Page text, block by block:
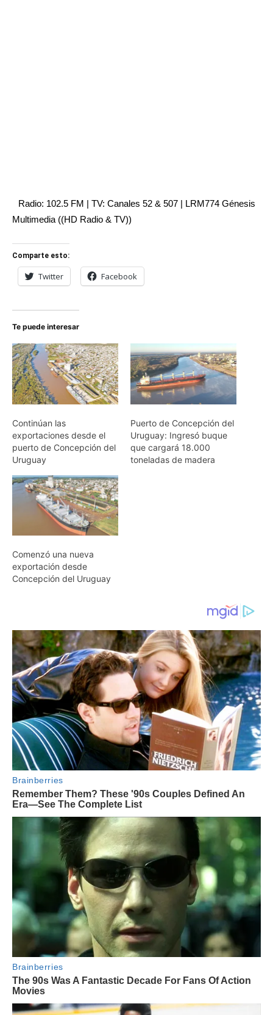
Radio: 102.5 FM | TV: Canales 52 & 507 | LRM774 Génesis
Multimedia ((HD Radio & TV))
Comparte esto:
Twitter Facebook
Te puede interesar
Continúan las
exportaciones desde el
puerto de Concepción del
Uruguay
Puerto de Concepción del
Uruguay: Ingresó buque
que cargará 18.000
toneladas de madera
Comenzó una nueva
exportación desde
Concepción del Uruguay